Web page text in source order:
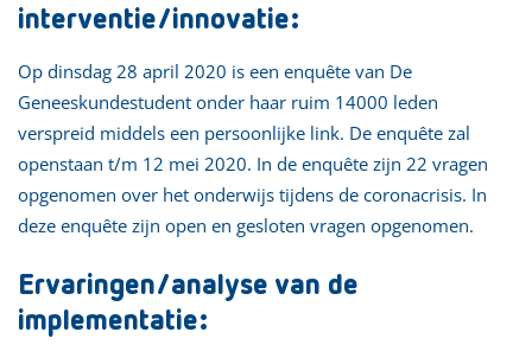
interventie/innovatie:
Op dinsdag 28 april 2020 is een enquête van De
Geneeskundestudent onder haar ruim 14000 leden
verspreid middels een persoonlijke link. De enquête zal
openstaan t/m 12 mei 2020. In de enquête zijn 22 vragen
opgenomen over het onderwijs tijdens de coronacrisis. In
deze enquête zijn open en gesloten vragen opgenomen.
Ervaringen/analyse van de
implementatie: